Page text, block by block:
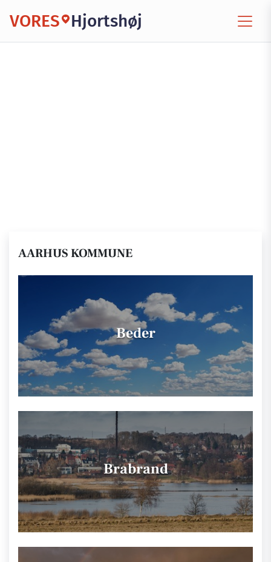
VORES Hjortshøj
AARHUS KOMMUNE
Beder
Brabrand